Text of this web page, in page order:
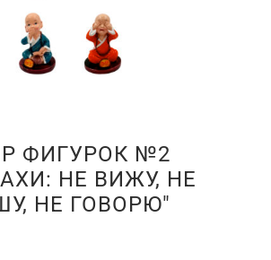
ФИГУРОК №2
НЕ ВИЖУ, НЕ
НЕ ГОВОРЮ"